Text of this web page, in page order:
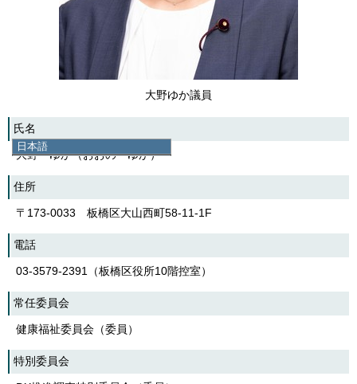
日本語
日本語
English
한국어
简体中文
大野ゆか議員
氏名
大野 ゆか（おおの ゆか）
住所
〒173-0033 板橋区大山西町58-11-1F
電話
03-3579-2391（板橋区役所10階控室）
常任委員会
健康福祉委員会（委員）
特別委員会